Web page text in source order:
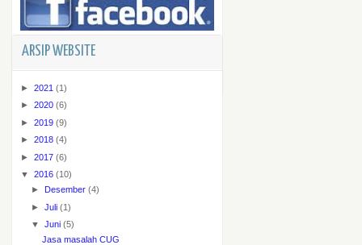
ARSIP WEBSITE
► 2021 (1)
► 2020 (6)
► 2019 (9)
► 2018 (4)
► 2017 (6)
▼
2016 (10)
► Desember (4)
►Juli (1)
▼
Juni (5)
Jasa masalah CUG